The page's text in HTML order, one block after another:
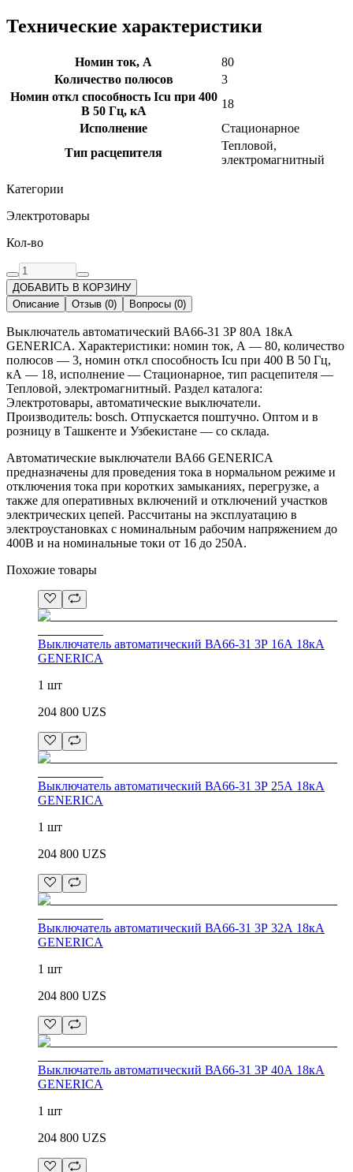
Технические характеристики
Номин ток, А
80
Количество полюсов
3
Номин откл способность Icu при 400
В 50 Гц, кА
18
Исполнение
Стационарное
Тип расцепителя
Тепловой,
электромагнитный
Категории
Электротовары
Кол-во
ДОБАВИТЬ В КОРЗИНУ
Описание
Отзыв (0) Вопросы (0)
Выключатель автоматический ВА66-31 3Р 80А 18кА
GENERICA. Характеристики: номин ток, А — 80, количество
полюсов — 3, номин откл способность Icu при 400 В 50 Гц,
кА — 18, исполнение — Стационарное, тип расцепителя —
Тепловой, электромагнитный. Раздел каталога:
Электротовары, автоматические выключатели.
Производитель: bosch. Отпускается поштучно. Оптом и в
розницу в Ташкенте и Узбекистане — со склада.
Автоматические выключатели ВА66 GENERICA
предназначены для проведения тока в нормальном режиме и
отключения тока при коротких замыканиях, перегрузке, а
также для оперативных включений и отключений участков
электрических цепей. Рассчитаны на эксплуатацию в
электроустановках с номинальным рабочим напряжением до
400В и на номинальные токи от 16 до 250А.
Похожие товары
Выключатель автоматический ВА66-31 3Р 16А 18кА
GENERICA
1 шт
204 800 UZS
Выключатель автоматический ВА66-31 3Р 25А 18кА
GENERICA
1 шт
204 800 UZS
Выключатель автоматический ВА66-31 3Р 32А 18кА
GENERICA
1 шт
204 800 UZS
Выключатель автоматический ВА66-31 3Р 40А 18кА
GENERICA
1 шт
204 800 UZS